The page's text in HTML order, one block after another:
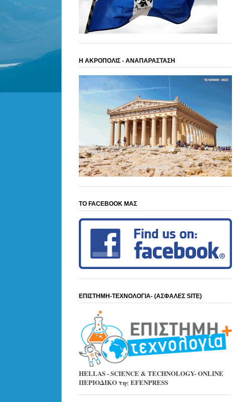
Η ΑΚΡΟΠΟΛΙΣ - ΑΝΑΠΑΡΑΣΤΑΣΗ
ΤΟ FACEBOOK ΜΑΣ
ΕΠΙΣΤΗΜΗ-ΤΕΧΝΟΛΟΓΙΑ- (ΑΣΦΑΛΕΣ SITE)
HELLAS - SCIENCE & TECHNOLOGY- ONLINE
ΠΕΡΙΟΔΙΚΟ της EFENPRESS